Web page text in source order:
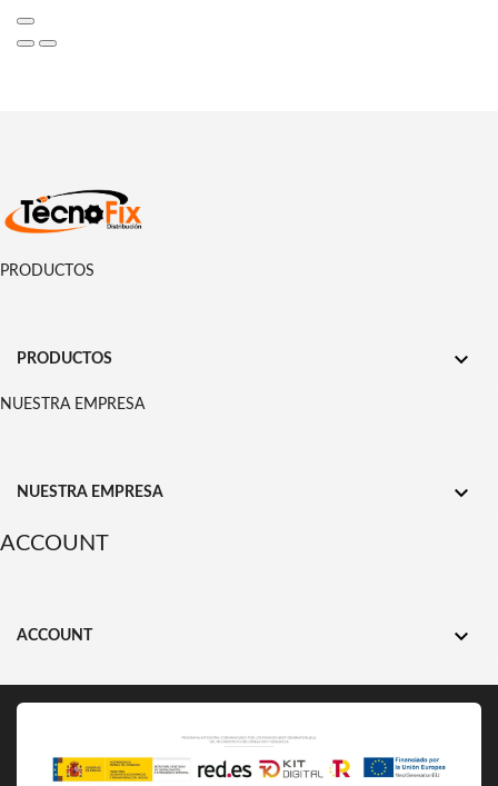
PRODUCTOS
PRODUCTOS 
NUESTRA EMPRESA
NUESTRA EMPRESA 
ACCOUNT
ACCOUNT 